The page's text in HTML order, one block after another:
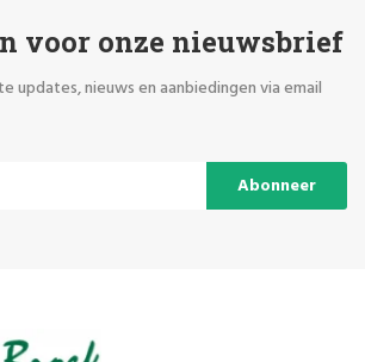
voor onze nieuwsbrief
updates, nieuws en aanbiedingen via email
Abonneer